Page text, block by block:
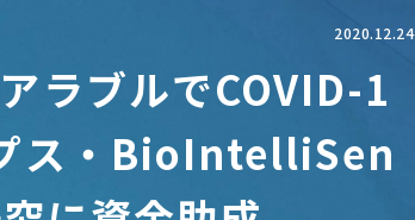
2020.12.24
ラブルでCOVID-1
ス・BioIntelliSen